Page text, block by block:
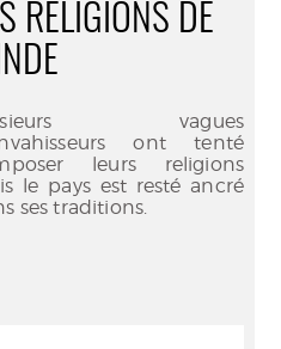
RELIGIONS DE
vagues
ont tenté
leurs religions
le pays est resté ancré
ses traditions.